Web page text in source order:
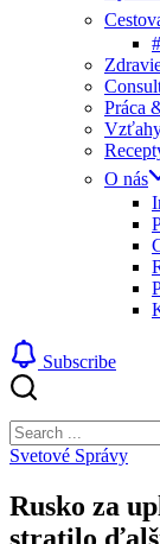
Práca
O nás
Subscribe
Search
Svetové Správy
Rusko za